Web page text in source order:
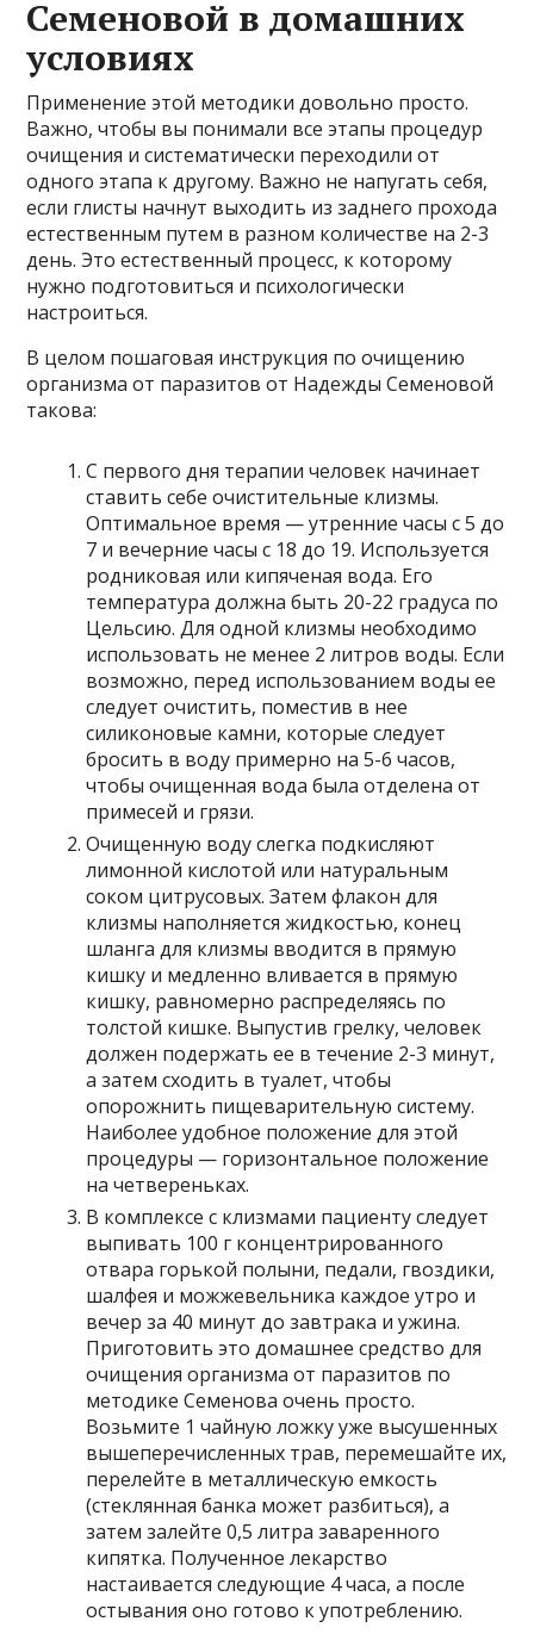
Семеновой в домашних
условиях
Применение этой методики довольно просто.
Важно, чтобы вы понимали все этапы процедур
очищения и систематически переходили от
одного этапа к другому. Важно не напугать себя,
если глисты начнут выходить из заднего прохода
естественным путем в разном количестве на 2-3
день. Это естественный процесс, к которому
нужно подготовиться и психологически
настроиться.
В целом пошаговая инструкция по очищению
организма от паразитов от Надежды Семеновой
такова:
С первого дня терапии человек начинает
ставить себе очистительные клизмы.
Оптимальное время — утренние часы с 5 до
7 и вечерние часы с 18 до 19. Используется
родниковая или кипяченая вода. Его
температура должна быть 20-22 градуса по
Цельсию. Для одной клизмы необходимо
использовать не менее 2 литров воды. Если
возможно, перед использованием воды ее
следует очистить, поместив в нее
силиконовые камни, которые следует
бросить в воду примерно на 5-6 часов,
чтобы очищенная вода была отделена от
примесей и грязи.
Очищенную воду слегка подкисляют
лимонной кислотой или натуральным
соком цитрусовых. Затем флакон для
клизмы наполняется жидкостью, конец
шланга для клизмы вводится в прямую
кишку и медленно вливается в прямую
кишку, равномерно распределяясь по
толстой кишке. Выпустив грелку, человек
должен подержать ее в течение 2-3 минут,
а затем сходить в туалет, чтобы
опорожнить пищеварительную систему.
Наиболее удобное положение для этой
процедуры — горизонтальное положение
на четвереньках.
В комплексе с клизмами пациенту следует
выпивать 100 г концентрированного
отвара горькой полыни, педали, гвоздики,
шалфея и можжевельника каждое утро и
вечер за 40 минут до завтрака и ужина.
Приготовить это домашнее средство для
очищения организма от паразитов по
методике Семенова очень просто.
Возьмите 1 чайную ложку уже высушенных
вышеперечисленных трав, перемешайте их,
перелейте в металлическую емкость
(стеклянная банка может разбиться), а
затем залейте 0,5 литра заваренного
кипятка. Полученное лекарство
настаивается следующие 4 часа, а после
остывания оно готово к употреблению.